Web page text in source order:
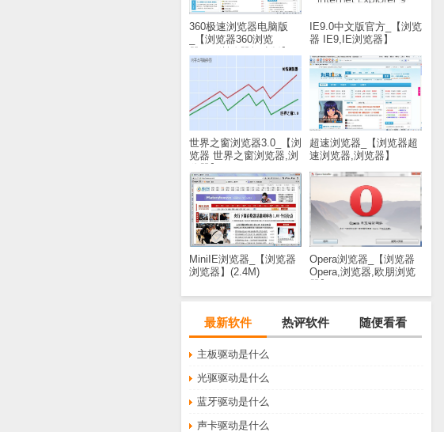
360极速浏览器电脑版
_【浏览器360浏览
(38.8M)
IE9.0中文版官方_【浏览
器 IE9,IE浏览器】
世界之窗浏览器3.0_【浏
览器 世界之窗浏览器,浏
超速浏览器_【浏览器超
速浏览器,浏览器】
MiniIE浏览器_【浏览器
浏览器】(2.4M)
Opera浏览器_【浏览器
Opera,浏览器,欧朋浏览
最新软件 热评软件 随便看看
主板驱动是什么
光驱驱动是什么
蓝牙驱动是什么
声卡驱动是什么